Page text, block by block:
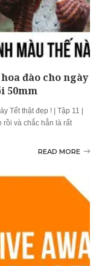
đào cho ngày
50mm
Tết thật đẹp ! | Tập 11 |
rồi và chắc hẳn là rất
READ MORE